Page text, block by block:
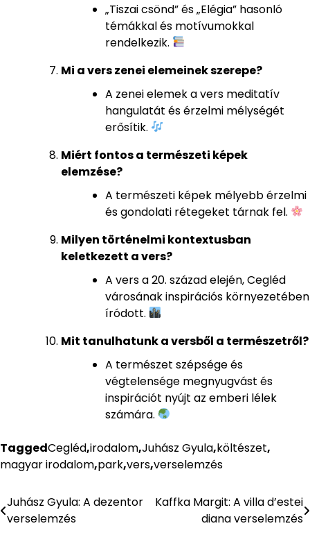
„Tiszai csönd” és „Elégia” hasonló
témákkal és motívumokkal
rendelkezik.
Mi a vers zenei elemeinek szerepe?
A zenei elemek a vers meditatív
hangulatát és érzelmi mélységét
erősítik.
Miért fontos a természeti képek
elemzése?
A természeti képek mélyebb érzelmi
és gondolati rétegeket tárnak fel.
Milyen történelmi kontextusban
keletkezett a vers?
A vers a 20. század elején, Cegléd
városának inspirációs környezetében
íródott.
Mit tanulhatunk a versből a természetről?
A természet szépsége és
végtelensége megnyugvást és
inspirációt nyújt az emberi lélek
számára.
TaggedCegléd,irodalom,Juhász Gyula,költészet,
magyar irodalom,park,vers,verselemzés
Bejegyzés
Juhász Gyula: A dezentor
verselemzés
Kaffka Margit: A villa d’estei
diana verselemzés